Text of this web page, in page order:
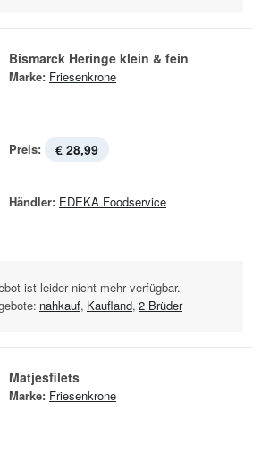
Bismarck Heringe klein & fein
Marke: Friesenkrone
Preis: € 28,99
Händler: EDEKA Foodservice
ist leider nicht mehr verfügbar.
nahkauf, Kaufland, 2 Brüder
Matjesfilets
Marke: Friesenkrone